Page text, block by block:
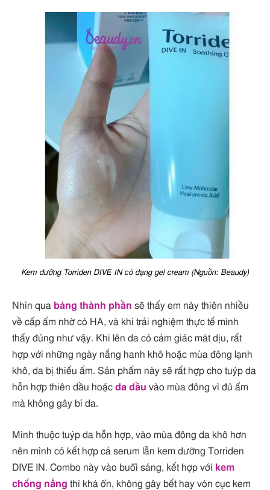
Kem dưỡng Torriden DIVE IN có dạng gel cream (Nguồn: Beaudy)
Nhìn qua bảng thành phần sẽ thấy em này thiên nhiều
về cấp ẩm nhờ có HA, và khi trải nghiệm thực tế mình
thấy đúng như vậy. Khi lên da có cảm giác mát dịu, rất
hợp với những ngày nắng hanh khô hoặc mùa đông lạnh
khô, da bị thiếu ẩm. Sản phẩm này sẽ rất hợp cho tuýp da
hỗn hợp thiên dầu hoặc da dầu vào mùa đông vì đủ ẩm
mà không gây bí da.
Mình thuộc tuýp da hỗn hợp, vào mùa đông da khô hơn
nên mình có kết hợp cả serum lẫn kem dưỡng Torriden
DIVE IN. Combo này vào buổi sáng, kết hợp với kem
chống nắng thì khá ổn, không gây bết hay vón cục kem